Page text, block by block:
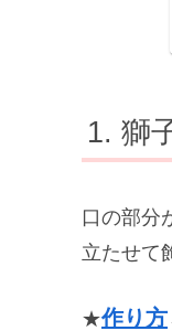
獅
口の部分
立たせて
★作り方